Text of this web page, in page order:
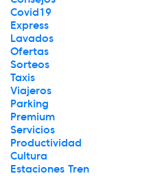
Covid19
Express
Lavados
Ofertas
Sorteos
Taxis
Viajeros
Parking
Premium
Servicios
Productividad
Cultura
Estaciones Tren